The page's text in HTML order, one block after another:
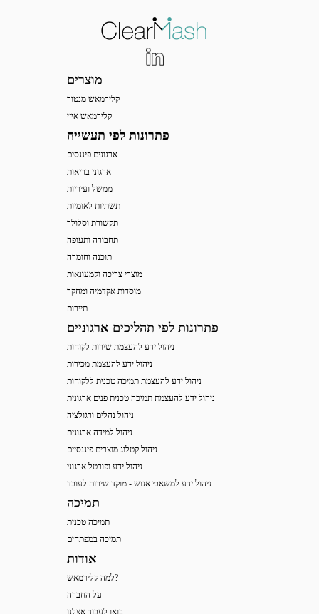
מוצרים
קלירמאש מנטור
קלירמאש איזי
פתרונות לפי תעשייה
ארגונים פיננסים
ארגוני בריאות
ממשל ועיריות
תשתיות לאומיות
תקשורת וסלולר
תחבורה ותעופה
תוכנה וחומרה
מוצרי צריכה וקמעונאות
מוסדות אקדמיה ומחקר
תיירות
פתרונות לפי תהליכים ארגוניים
ניהול ידע להעצמת שירות לקוחות
ניהול ידע להעצמת מכירות
ניהול ידע להעצמת תמיכה טכנית ללקוחות
ניהול ידע להעצמת תמיכה טכנית פנים ארגונית
ניהול נהלים ורגולציה
ניהול למידה ארגונית
ניהול קטלוג מוצרים פיננסיים
ניהול ידע ופורטל ארגוני
ניהול ידע למשאבי אנוש - מוקד שירות לעובד
תמיכה
תמיכה טכנית
תמיכה במפתחים
אודות
למה קלירמאש?
על החברה
בואו לעבוד אצלנו